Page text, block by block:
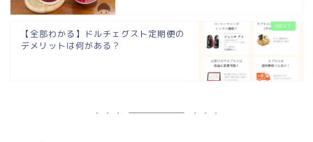
【全部わかる】ドルチェグスト定期便の
デメリットは何がある？